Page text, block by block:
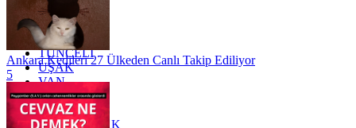
TEKİRDAĞ
TOKAT
TRABZON
TUNCELİ
UŞAK
VAN
YALOVA
YOZGAT
ZONGULDAK
Ankara Kedileri 27 Ülkeden Canlı Takip Ediliyor
5